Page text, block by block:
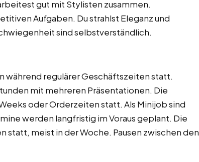
gut mit Stylisten zusammen.
Aufgaben. Du strahlst Eleganz und
sind selbstverständlich.
während regulärer Geschäftszeiten statt.
mit mehreren Präsentationen. Die
oder Orderzeiten statt. Als Minijob sind
werden langfristig im Voraus geplant. Die
meist in der Woche. Pausen zwischen den